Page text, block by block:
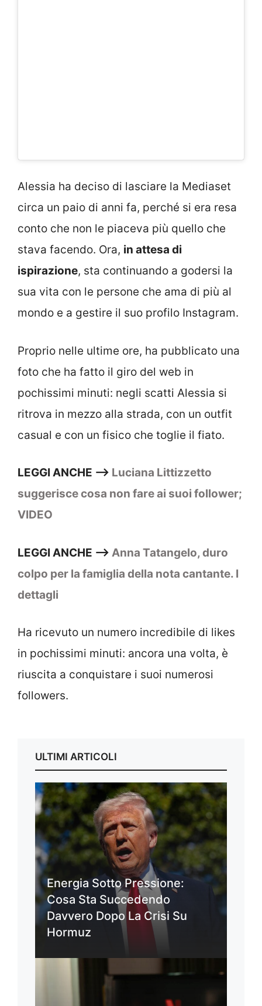
Alessia ha deciso di lasciare la Mediaset
circa un paio di anni fa, perché si era resa
conto che non le piaceva più quello che
stava facendo. Ora, in attesa di
ispirazione, sta continuando a godersi la
sua vita con le persone che ama di più al
mondo e a gestire il suo profilo Instagram.
Proprio nelle ultime ore, ha pubblicato una
foto che ha fatto il giro del web in
pochissimi minuti: negli scatti Alessia si
ritrova in mezzo alla strada, con un outfit
casual e con un fisico che toglie il fiato.
LEGGI ANCHE –> Luciana Littizzetto
suggerisce cosa non fare ai suoi follower;
VIDEO
LEGGI ANCHE –> Anna Tatangelo, duro
colpo per la famiglia della nota cantante. I
dettagli
Ha ricevuto un numero incredibile di likes
in pochissimi minuti: ancora una volta, è
riuscita a conquistare i suoi numerosi
followers.
ULTIMI ARTICOLI
Energia Sotto Pressione:
Cosa Sta Succedendo
Davvero Dopo La Crisi Su
Hormuz